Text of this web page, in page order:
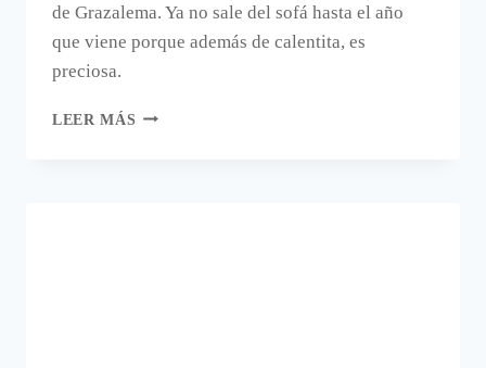
de Grazalema. Ya no sale del sofá hasta el año
que viene porque además de calentita, es
preciosa.
LEER MÁS MI